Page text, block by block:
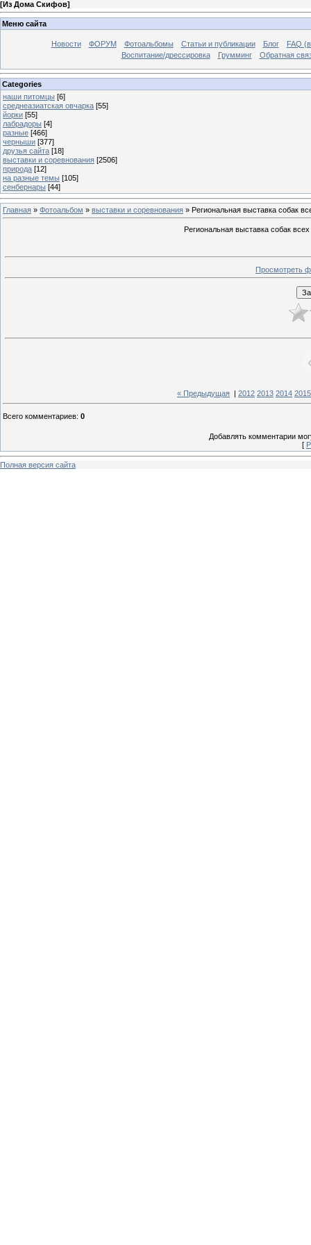
[Из Дома Скифов]
Меню сайта
Новости ФОРУМ Фотоальбомы Статьи и публикации Блог
FAQ
Воспитание/дрессировка
Грумминг Обратная
Categories
наши питомцы [6]
среднеазиатская овчарка [55]
йорки [55]
лабрадоры [4]
разные [466]
черныши [377]
друзья сайта [18]
выставки и соревнования [2506]
природа [12]
на разные темы [105]
сенбернары [44]
Главная » Фотоальбом » выставки и соревнования » Региональная выставка собак
Региональная выставка собак
Просмотреть
« Предыдущая | 2012 2013 2014 2015
Всего комментариев: 0
Добавлять комментарии
[
Полная версия сайта